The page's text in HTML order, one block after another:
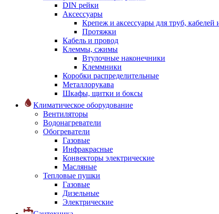
DIN рейки
Аксессуары
Крепеж и аксессуары для труб, кабелей
Протяжки
Кабель и провод
Клеммы, сжимы
Втулочные наконечники
Клеммники
Коробки распределительные
Металлорукава
Шкафы, щитки и боксы
Климатическое оборудование
Вентиляторы
Водонагреватели
Обогреватели
Газовые
Инфракрасные
Конвекторы электрические
Масляные
Тепловые пушки
Газовые
Дизельные
Электрические